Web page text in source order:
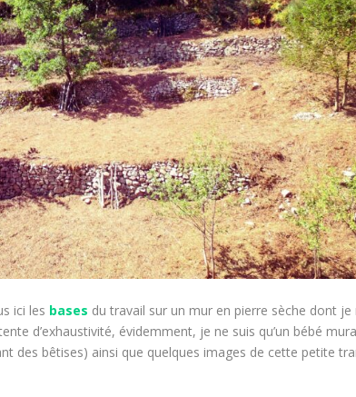
ici les bases du travail sur un mur en pierre sèche dont je
d’exhaustivité, évidemment, je ne suis qu’un bébé
des bêtises) ainsi que quelques images de cette petite